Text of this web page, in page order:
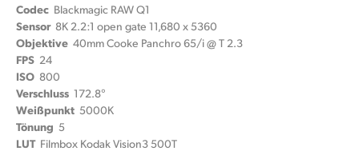
Codec Blackmagic RAW Q1
Sensor 8K 2.2:1 open gate 11,680 x 5360
Objektive 40mm Cooke Panchro 65/i @ T 2.3
FPS 24
ISO 800
Verschluss 172.8°
Weißpunkt 5000K
Tönung 5
LUT Filmbox Kodak Vision3 500T